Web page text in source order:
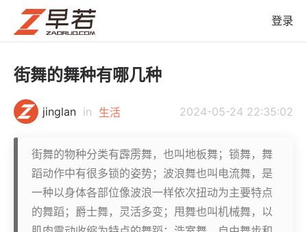
登录
街舞的舞种有哪几种
jinglan in 生活 2024-05-24 22:35:02
街舞的物种分类有霹雳舞，也叫地板舞；锁舞，舞
蹈动作中有很多锁的姿势；波浪舞也叫电流舞，是
一种以身体各部位像波浪一样依次扭动为主要特点
的舞蹈；爵士舞，灵活多变；甩舞也叫机械舞，以